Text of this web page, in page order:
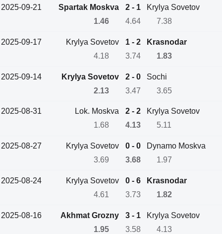
2025-09-21 Spartak Moskva 2 - 1
Krylya Sovetov
1.46
4.64 7.38
2025-09-17 Krylya Sovetov 1 - 2
Krasnodar
4.18
3.74 1.83
2025-09-14 Krylya Sovetov 2 - 0
Sochi
2.13
3.47 3.65
2025-08-31 Lok. Moskva 2 - 2
Krylya Sovetov
1.68
4.13 5.11
2025-08-27 Krylya Sovetov 0 - 0
Dynamo Moskva
3.69
3.68 1.97
2025-08-24 Krylya Sovetov 0 - 6
Krasnodar
4.61
3.73 1.82
2025-08-16 Akhmat Grozny 3 - 1
Krylya Sovetov
1.95
3.58 4.13